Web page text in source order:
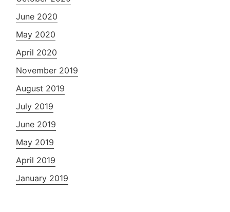
June 2020
May 2020
April 2020
November 2019
August 2019
July 2019
June 2019
May 2019
April 2019
January 2019